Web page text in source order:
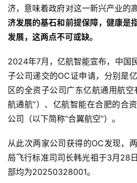
济，意味着政府对这一新兴产业的
济发展的基石和前提保障，健康是
发展，这两点不可或缺。
2024年7月，亿航智能宣布，中国
子公司递交的OC证申请，分别是
区的全资子公司广东亿航通用航空
航通航”）、亿航智能在合肥的合
公司（以下简称“合翼航空”）。
从此次两家公司获得的OC发现，
局飞行标准司司长韩光祖于3月28
部均为20250328001。